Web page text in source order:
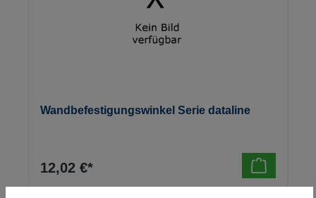
Wandbefestigungswinkel Serie dataline
12,02 €*